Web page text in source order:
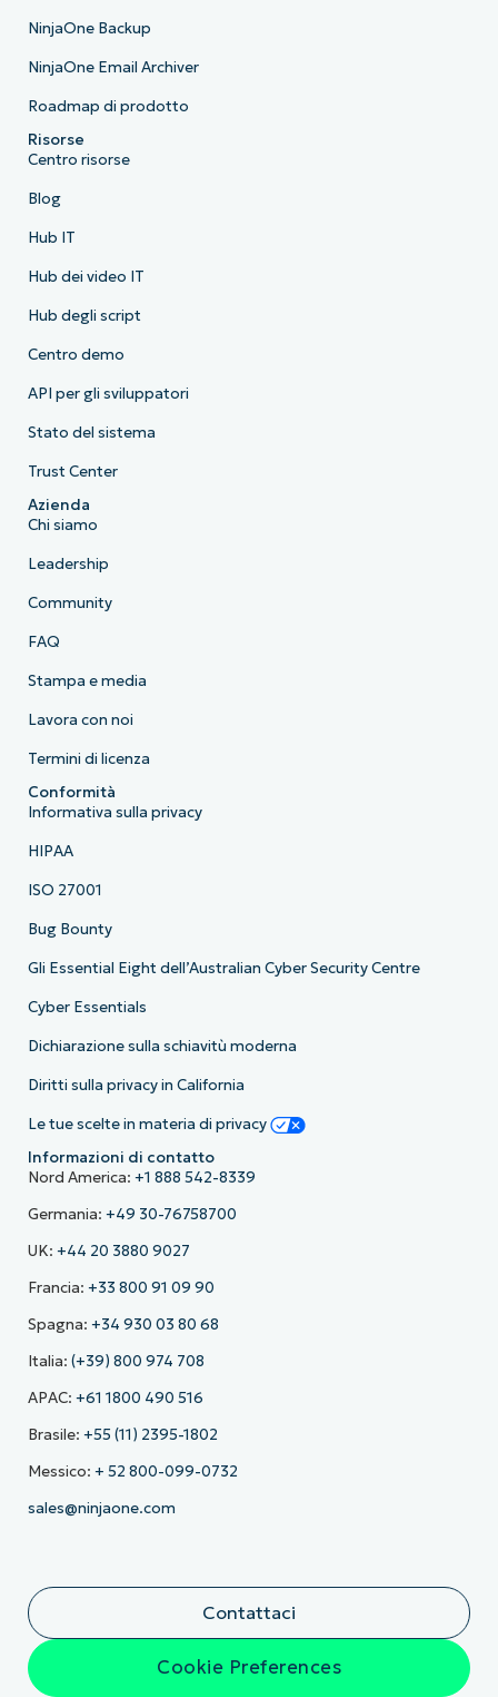
NinjaOne Backup
NinjaOne Email Archiver
Roadmap di prodotto
Risorse
Centro risorse
Blog
Hub IT
Hub dei video IT
Hub degli script
Centro demo
API per gli sviluppatori
Stato del sistema
Trust Center
Azienda
Chi siamo
Leadership
Community
FAQ
Stampa e media
Lavora con noi
Termini di licenza
Conformità
Informativa sulla privacy
HIPAA
ISO 27001
Bug Bounty
Gli Essential Eight dell’Australian Cyber Security Centre
Cyber Essentials
Dichiarazione sulla schiavitù moderna
Diritti sulla privacy in California
Le tue scelte in materia di privacy
Informazioni di contatto
Nord America: +1 888 542-8339
Germania: +49 30-76758700
UK: +44 20 3880 9027
Francia: +33 800 91 09 90
Spagna: +34 930 03 80 68
Italia: (+39) 800 974 708
APAC: +61 1800 490 516
Brasile: +55 (11) 2395-1802
Messico: + 52 800-099-0732
sales@ninjaone.com
Contattaci
Cookie Preferences